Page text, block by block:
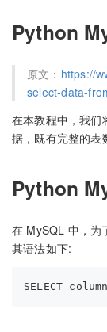
Python
原文： https://
select-data-
在本教程中，我们
据，既有完整的表
Python
在 MySQL 中，为
其语法如下: